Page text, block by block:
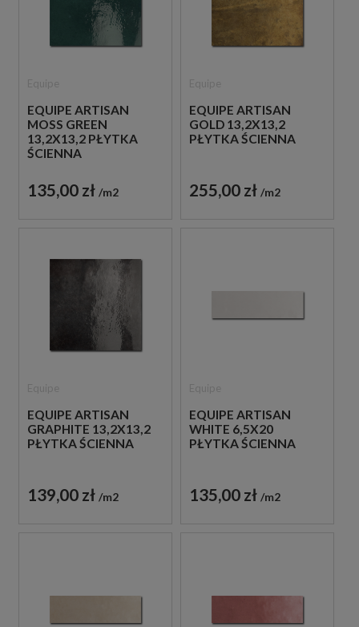
EQUIPE ARTISAN
MOSS GREEN
13,2X13,2 PŁYTKA
ŚCIENNA
135,00 zł m2
EQUIPE ARTISAN
GOLD 13,2X13,2
PŁYTKA ŚCIENNA
255,00 zł m2
EQUIPE ARTISAN
GRAPHITE 13,2X13,2
PŁYTKA ŚCIENNA
139,00 zł m2
EQUIPE ARTISAN
WHITE 6,5X20
PŁYTKA ŚCIENNA
135,00 zł m2